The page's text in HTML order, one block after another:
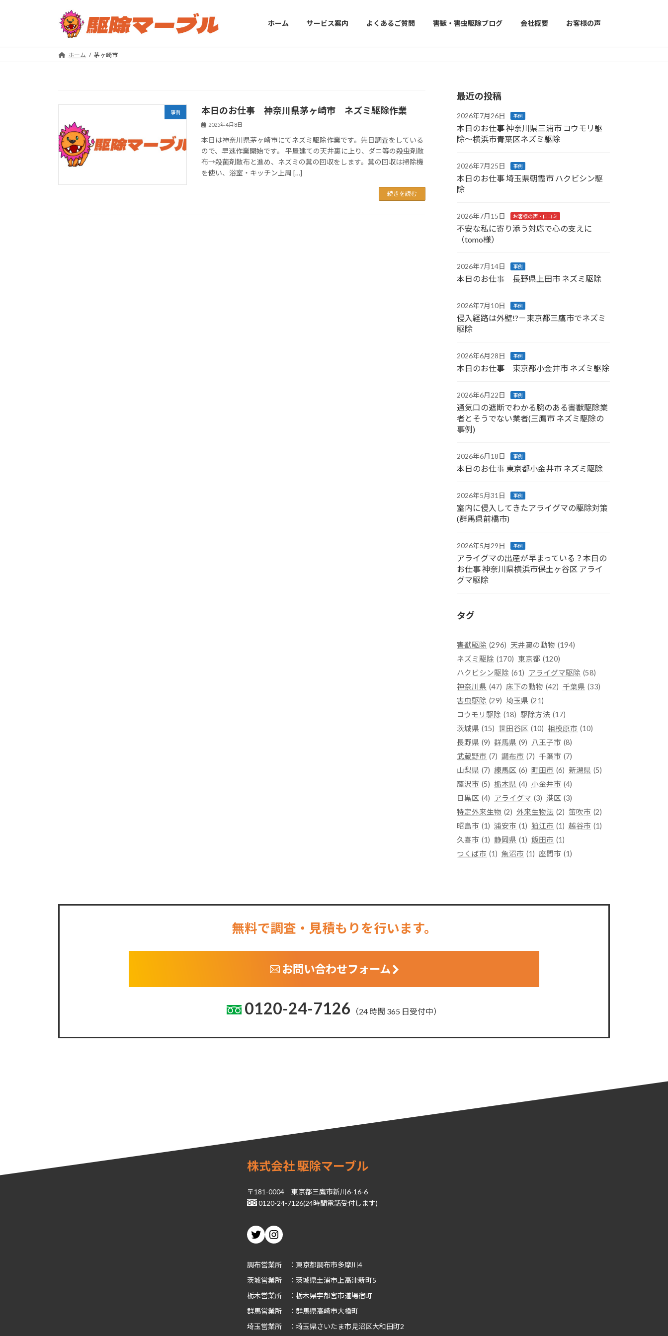
ホーム サービス案内 よくあるご質問 害獣・害虫駆除ブログ 会社概要 お客様の声
ホーム 茅ヶ崎市
事例 本日のお仕事 神奈川県茅ヶ崎市 ネズミ駆除作業
2025年4月8日
本日は神奈川県茅ヶ崎市にてネズミ駆除作業です。先日調査をしている
ので、早速作業開始です。 平屋建ての天井裏に上り、ダニ等の殺虫剤散
布→殺菌剤散布と進め、ネズミの糞の回収をします。糞の回収は掃除機
を使い、浴室・キッチン上周 […]
続きを読む
最近の投稿
2026年7月26日 事例
本日のお仕事 神奈川県三浦市 コウモリ駆
除〜横浜市青葉区ネズミ駆除
2026年7月25日 事例
本日のお仕事 埼玉県朝霞市 ハクビシン駆
除
2026年7月15日 お客様の声・口コミ
不安な私に寄り添う対応で心の支えに
（tomo様）
2026年7月14日 事例
本日のお仕事 長野県上田市 ネズミ駆除
2026年7月10日 事例
侵入経路は外壁!?－東京都三鷹市でネズミ
駆除
2026年6月28日 事例
本日のお仕事 東京都小金井市 ネズミ駆除
2026年6月22日 事例
通気口の遮断でわかる腕のある害獣駆除業
者とそうでない業者(三鷹市 ネズミ駆除の
事例)
2026年6月18日 事例
本日のお仕事 東京都小金井市 ネズミ駆除
2026年5月31日 事例
室内に侵入してきたアライグマの駆除対策
(群馬県前橋市)
2026年5月29日 事例
アライグマの出産が早まっている？本日の
お仕事 神奈川県横浜市保土ヶ谷区 アライ
グマ駆除
タグ
害獣駆除 (296) 天井裏の動物 (194)
ネズミ駆除 (170) 東京都 (120)
ハクビシン駆除 (61) アライグマ駆除 (58)
神奈川県 (47) 床下の動物 (42) 千葉県 (33)
害虫駆除 (29) 埼玉県 (21)
コウモリ駆除 (18) 駆除方法 (17)
茨城県 (15) 世田谷区 (10) 相模原市 (10)
長野県 (9) 群馬県 (9) 八王子市 (8)
武蔵野市 (7) 調布市 (7) 千葉市 (7)
山梨県 (7) 練馬区 (6) 町田市 (6) 新潟県 (5)
藤沢市 (5) 栃木県 (4) 小金井市 (4)
目黒区 (4) アライグマ (3) 港区 (3)
特定外来生物 (2) 外来生物法 (2) 笛吹市 (2)
昭島市 (1) 浦安市 (1) 狛江市 (1) 越谷市 (1)
久喜市 (1) 静岡県 (1) 飯田市 (1)
つくば市 (1) 魚沼市 (1) 座間市 (1)
無料で調査・見積もりを行います。
お問い合わせフォーム
0120-24-7126 （24 時間 365 日受付中）
株式会社 駆除マーブル
〒181-0004 東京都三鷹市新川6-16-6
0120-24-7126(24時間電話受付します)
TwitterInstagram
調布営業所 ：東京都調布市多摩川4
茨城営業所 ：茨城県土浦市上高津新町5
栃木営業所 ：栃木県宇都宮市道場宿町
群馬営業所 ：群馬県高崎市大橋町
埼玉営業所 ：埼玉県さいたま市見沼区大和田町2